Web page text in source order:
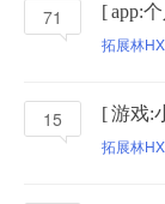
71 [app:
拓展林HX
15 [游戏:
拓展林HX